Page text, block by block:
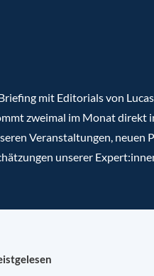
mit Editorials von
zweimal im Monat direkt
Veranstaltungen, neuen
unserer